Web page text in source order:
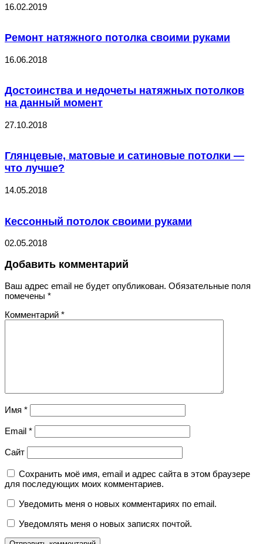
16.02.2019
Ремонт натяжного потолка своими руками
16.06.2018
Достоинства и недочеты натяжных потолков
на данный момент
27.10.2018
Глянцевые, матовые и сатиновые потолки —
что лучше?
14.05.2018
Кессонный потолок своими руками
02.05.2018
Добавить комментарий
Ваш адрес email не будет опубликован. Обязательные поля
помечены *
Комментарий *
Имя *
Email *
Сайт
Сохранить моё имя, email и адрес сайта в этом браузере
для последующих моих комментариев.
Уведомить меня о новых комментариях по email.
Уведомлять меня о новых записях почтой.